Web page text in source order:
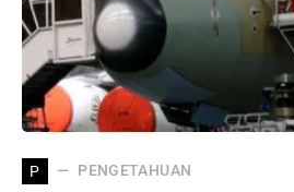
P PENGETAHUAN